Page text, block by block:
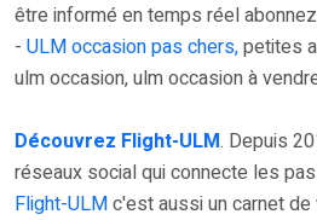
être informé en temps réel
- ULM occasion pas chers,petites
ulm occasion, ulm occasion à
Découvrez Flight-ULM. Depuis
réseaux social qui connecte les
Flight-ULMc'est aussi un carnet